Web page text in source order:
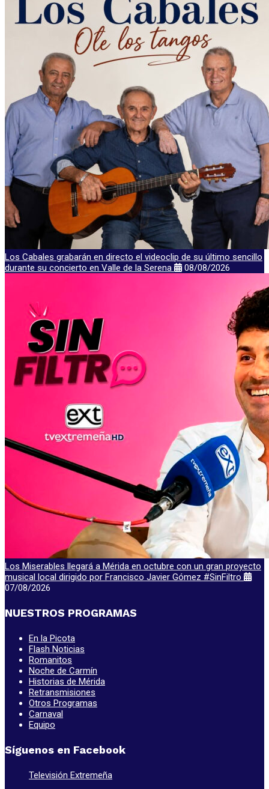
Los Cabales grabarán en directo el videoclip de su último sencillo
durante su concierto en Valle de la Serena
08/08/2026
Los Miserables llegará a Mérida en octubre con un gran proyecto
musical local dirigido por Francisco Javier Gómez #SinFiltro
07/08/2026
NUESTROS PROGRAMAS
En la Picota
Flash Noticias
Romanitos
Noche de Carmín
Historias de Mérida
Retransmisiones
Otros Programas
Carnaval
Equipo
Síguenos en Facebook
Televisión Extremeña